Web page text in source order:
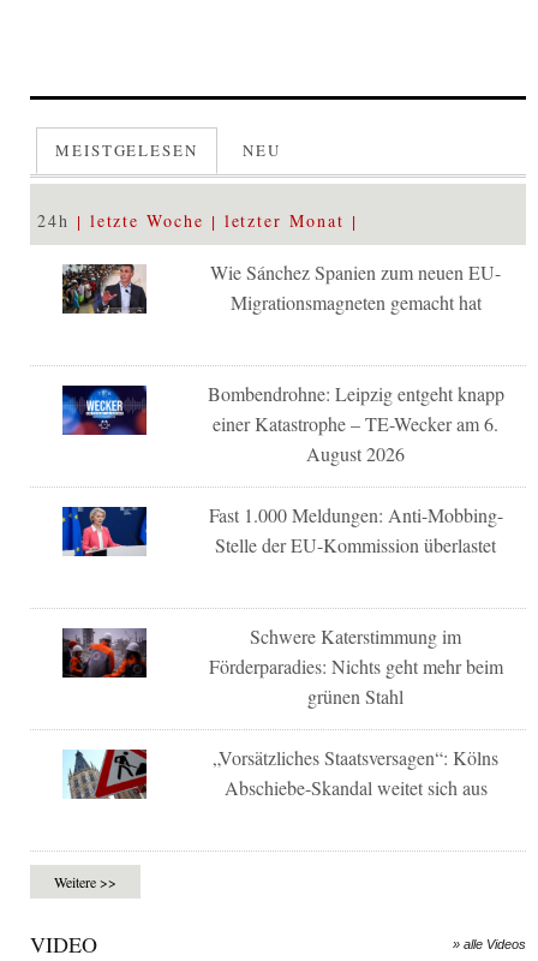
MEISTGELESEN NEU
24h letzte Woche letzter Monat
Wie Sánchez Spanien zum neuen EU-
Migrationsmagneten gemacht hat
Bombendrohne: Leipzig entgeht knapp
einer Katastrophe – TE-Wecker am 6.
August 2026
Fast 1.000 Meldungen: Anti-Mobbing-
Stelle der EU-Kommission überlastet
Schwere Katerstimmung im
Förderparadies: Nichts geht mehr beim
grünen Stahl
„Vorsätzliches Staatsversagen“: Kölns
Abschiebe-Skandal weitet sich aus
Weitere >>
VIDEO » alle Videos